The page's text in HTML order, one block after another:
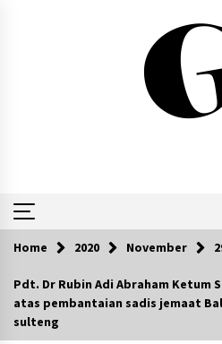
Home 2020 November
Pdt. Dr Rubin Adi Abraham Ketum
atas pembantaian sadis jemaat
sulteng